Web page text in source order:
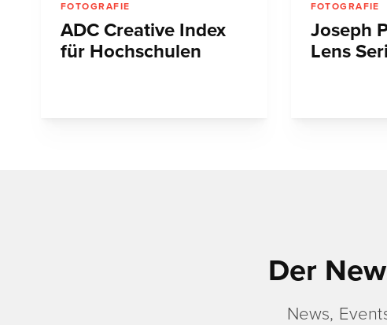
FOTOGRAFIE
ADC Creative Index
für Hochschulen
FOTOGRAFIE
Joseph
Lens
Der
News,